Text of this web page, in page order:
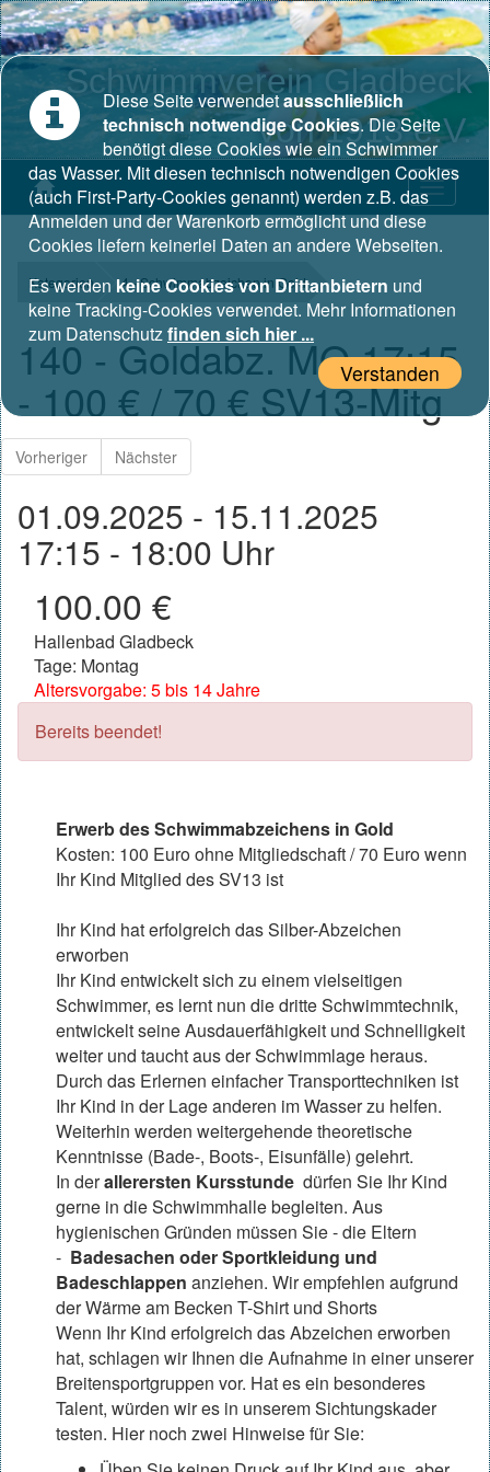
Schwimmverein Gladbeck
von 1913 e.V.
Kategorien 4 - Schwimmabzeichen in Gold
140 - Goldabz. MO 17:15
- 100 € / 70 € SV13-Mitg
Vorheriger Nächster
01.09.2025 - 15.11.2025
17:15 - 18:00 Uhr
100.00 €
Hallenbad Gladbeck
Tage: Montag
Altersvorgabe: 5 bis 14 Jahre
Bereits beendet!
Erwerb des Schwimmabzeichens in Gold
Kosten: 100 Euro ohne Mitgliedschaft / 70 Euro wenn
Ihr Kind Mitglied des SV13 ist
Ihr Kind hat erfolgreich das Silber-Abzeichen
erworben
Ihr Kind entwickelt sich zu einem vielseitigen
Schwimmer, es lernt nun die dritte Schwimmtechnik,
entwickelt seine Ausdauerfähigkeit und Schnelligkeit
weiter und taucht aus der Schwimmlage heraus.
Durch das Erlernen einfacher Transporttechniken ist
Ihr Kind in der Lage anderen im Wasser zu helfen.
Weiterhin werden weitergehende theoretische
Kenntnisse (Bade-, Boots-, Eisunfälle) gelehrt.
In derallerersten Kursstunde dürfen Sie Ihr Kind
gerne in die Schwimmhalle begleiten. Aus
hygienischen Gründen müssen Sie - die Eltern
- Badesachen oder Sportkleidung und
Badeschlappen anziehen. Wir empfehlen aufgrund
der Wärme am Becken T-Shirt und Shorts
Wenn Ihr Kind erfolgreich das Abzeichen erworben
hat, schlagen wir Ihnen die Aufnahme in einer unserer
Breitensportgruppen vor. Hat es ein besonderes
Talent, würden wir es in unserem Sichtungskader
testen. Hier noch zwei Hinweise für Sie:
Diese Seite verwendetausschließlich
technisch notwendige Cookies. Die Seite
benötigt diese Cookies wie ein Schwimmer
das Wasser. Mit diesen technisch notwendigen Cookies
(auch First-Party-Cookies genannt) werden z.B. das
Anmelden und der Warenkorb ermöglicht und diese
Cookies liefern keinerlei Daten an andere Webseiten.
Es werden keine Cookies von Drittanbietern und
keine Tracking-Cookies verwendet. Mehr Informationen
zum Datenschutzfinden sich hier ...
Verstanden